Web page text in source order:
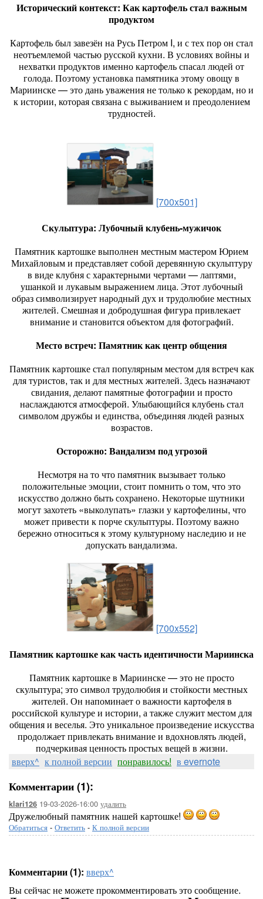
Исторический контекст: Как картофель стал важным
продуктом
Картофель был завезён на Русь Петром I, и с тех пор он стал
неотъемлемой частью русской кухни. В условиях войны и
нехватки продуктов именно картофель спасал людей от
голода. Поэтому установка памятника этому овощу в
Мариинске — это дань уважения не только к рекордам, но и
к истории, которая связана с выживанием и преодолением
трудностей.
[700x501]
Скульптура: Лубочный клубень-мужичок
Памятник картошке выполнен местным мастером Юрием
Михайловым и представляет собой деревянную скульптуру
в виде клубня с характерными чертами — лаптями,
ушанкой и лукавым выражением лица. Этот лубочный
образ символизирует народный дух и трудолюбие местных
жителей. Смешная и добродушная фигура привлекает
внимание и становится объектом для фотографий.
Место встреч: Памятник как центр общения
Памятник картошке стал популярным местом для встреч как
для туристов, так и для местных жителей. Здесь назначают
свидания, делают памятные фотографии и просто
наслаждаются атмосферой. Улыбающийся клубень стал
символом дружбы и единства, объединяя людей разных
возрастов.
Осторожно: Вандализм под угрозой
Несмотря на то что памятник вызывает только
положительные эмоции, стоит помнить о том, что это
искусство должно быть сохранено. Некоторые шутники
могут захотеть «выколупать» глазки у картофелины, что
может привести к порче скульптуры. Поэтому важно
бережно относиться к этому культурному наследию и не
допускать вандализма.
[700x552]
Памятник картошке как часть идентичности Мариинска
Памятник картошке в Мариинске — это не просто
скульптура; это символ трудолюбия и стойкости местных
жителей. Он напоминает о важности картофеля в
российской культуре и истории, а также служит местом для
общения и веселья. Это уникальное произведение искусства
продолжает привлекать внимание и вдохновлять людей,
подчеркивая ценность простых вещей в жизни.
вверх^ к полной версии понравилось! в evernote
Комментарии (1):
klari126 19-03-2026-16:00 удалить
Дружелюбный памятник нашей картошке!
Обратиться - Ответить - К полной версии
Комментарии (1): вверх^
Вы сейчас не можете прокомментировать это сообщение.